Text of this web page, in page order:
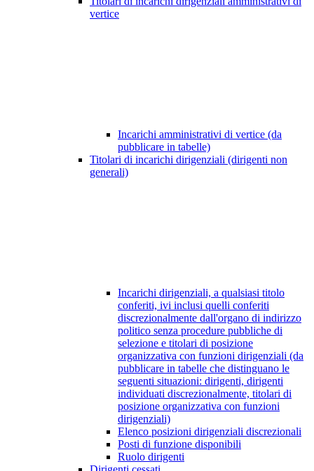
vertice
Incarichi amministrativi di vertice (da
pubblicare in tabelle)
Titolari di incarichi dirigenziali (dirigenti non
generali)
Incarichi dirigenziali, a qualsiasi titolo
conferiti, ivi inclusi quelli conferiti
discrezionalmente dall'organo di indirizzo
politico senza procedure pubbliche di
selezione e titolari di posizione
organizzativa con funzioni dirigenziali (da
pubblicare in tabelle che distinguano le
seguenti situazioni: dirigenti, dirigenti
individuati discrezionalmente, titolari di
posizione organizzativa con funzioni
dirigenziali)
Elenco posizioni dirigenziali discrezionali
Posti di funzione disponibili
Ruolo dirigenti